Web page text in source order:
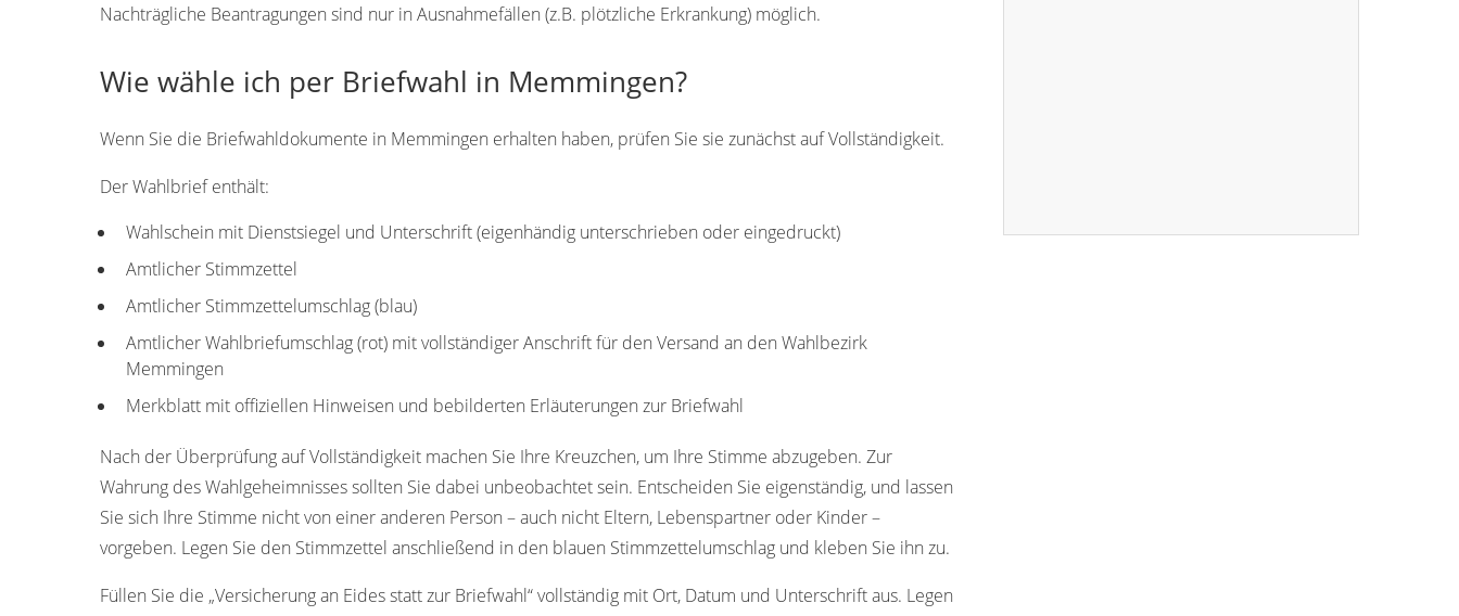
Nachträgliche Beantragungen sind nur in Ausnahmefällen (z.B. plötzliche Erkrankung) möglich.
Wie wähle ich per Briefwahl in Memmingen?
Wenn Sie die Briefwahldokumente in Memmingen erhalten haben, prüfen Sie sie zunächst auf Vollständigkeit.
Der Wahlbrief enthält:
Wahlschein mit Dienstsiegel und Unterschrift (eigenhändig unterschrieben oder eingedruckt)
Amtlicher Stimmzettel
Amtlicher Stimmzettelumschlag (blau)
Amtlicher Wahlbriefumschlag (rot) mit vollständiger Anschrift für den Versand an den Wahlbezirk
Memmingen
Merkblatt mit offiziellen Hinweisen und bebilderten Erläuterungen zur Briefwahl
Nach der Überprüfung auf Vollständigkeit machen Sie Ihre Kreuzchen, um Ihre Stimme abzugeben. Zur
Wahrung des Wahlgeheimnisses sollten Sie dabei unbeobachtet sein. Entscheiden Sie eigenständig, und lassen
Sie sich Ihre Stimme nicht von einer anderen Person – auch nicht Eltern, Lebenspartner oder Kinder –
vorgeben. Legen Sie den Stimmzettel anschließend in den blauen Stimmzettelumschlag und kleben Sie ihn zu.
Füllen Sie die „Versicherung an Eides statt zur Briefwahl“ vollständig mit Ort, Datum und Unterschrift aus. Legen